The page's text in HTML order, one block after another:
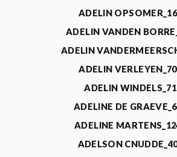
ADELIN
ADELIN VANDEN
ADELIN
ADELIN
ADELIN
ADELINE DE
ADELINE
ADELSON